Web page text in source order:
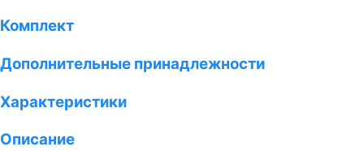
Комплект
Дополнительные принадлежности
Характеристики
Описание